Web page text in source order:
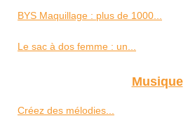
BYS Maquillage : plus de 1000...
Le sac à dos femme : un...
Musique
Créez des mélodies...